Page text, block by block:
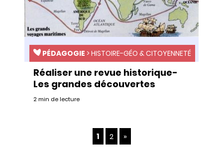
PÉDAGOGIE >HISTOIRE-GÉO & CITOYENNETÉ
Réaliser une revue historique-
Les grandes découvertes
2 min de lecture
1 2 »